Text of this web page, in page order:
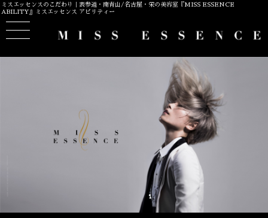
ミスエッセンスのこだわり｜表参道・南青山/名古屋・栄の美容室『MISS ESSENCE
ABILITY』ミスエッセンス アビリティー